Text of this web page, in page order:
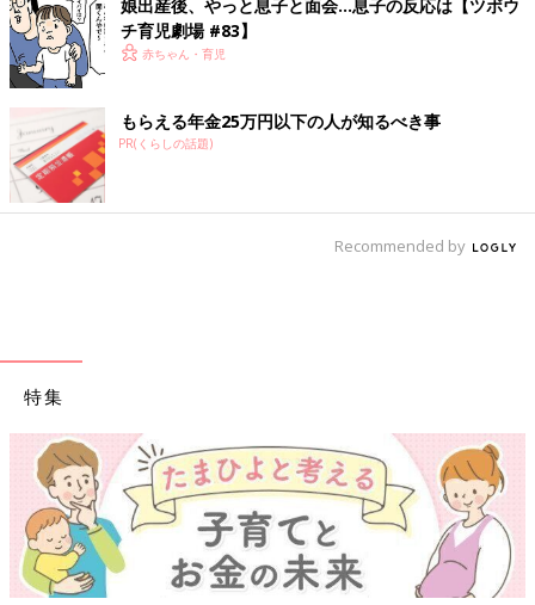
娘出産後、やっと息子と面会…息子の反応は【ツボウ
チ育児劇場 #83】
赤ちゃん・育児
もらえる年金25万円以下の人が知るべき事
PR(くらしの話題)
Recommended by
特集